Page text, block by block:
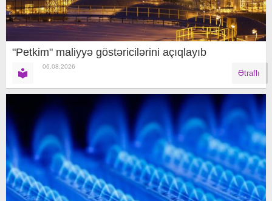
"Petkim" maliyyə göstəricilərini açıqlayıb
06.08.2026
Ətraflı